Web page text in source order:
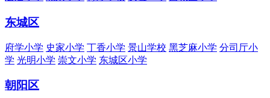
东城区
府学小学 史家小学 丁香小学 景山学校 黑芝麻小学 分司厅小
学 光明小学 崇文小学 东城区小学
朝阳区